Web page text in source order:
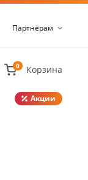
Партнёрам
0 Корзина
Акции